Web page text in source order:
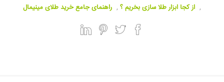
, از کجا ابزار طلا سازی بخریم ؟ , راهنمای جامع خرید طلای مینیمال